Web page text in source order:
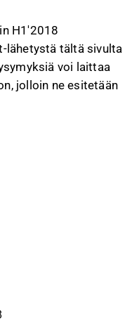
H1'2018
lähetystä tältä sivulta
voi laittaa
jolloin ne esitetään